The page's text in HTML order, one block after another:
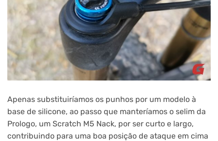
Apenas substituiríamos os punhos por um modelo à
base de silicone, ao passo que manteríamos o selim da
Prologo, um Scratch M5 Nack, por ser curto e largo,
contribuindo para uma boa posição de ataque em cima